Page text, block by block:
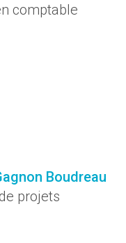
comptable
Boudreau
projets